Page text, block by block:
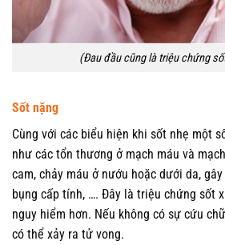
(Đau đầu cũng là triệu chứng
Sốt nặng
Cùng với các biểu hiện khi sốt nhẹ một
như các tổn thương ở mạch máu và
cam, chảy máu ở nướu hoặc dưới da,
bụng cấp tính, …. Đây là triệu chứng sốt
nguy hiểm hơn. Nếu không có sự cứu
có thể xảy ra tử vong.